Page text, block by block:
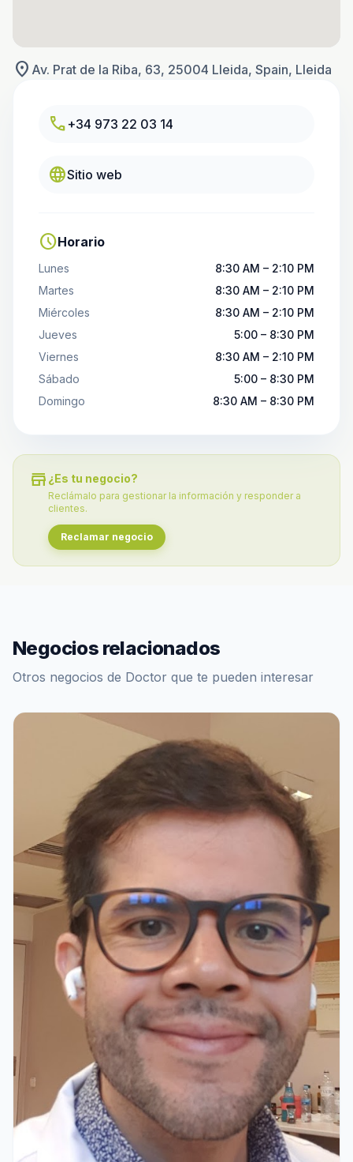
location_on Av. Prat de la Riba, 63, 25004 Lleida, Spain, Lleida
call +34 973 22 03 14
languageSitio web
scheduleHorario
Lunes
8:30 AM – 2:10 PM
Martes
8:30 AM – 2:10 PM
Miércoles
8:30 AM – 2:10 PM
Jueves
5:00 – 8:30 PM
Viernes
8:30 AM – 2:10 PM
Sábado
5:00 – 8:30 PM
Domingo
8:30 AM – 8:30 PM
store ¿Es tu negocio?
Reclámalo para gestionar la información y responder a
clientes.
Reclamar negocio
Negocios relacionados
Otros negocios de Doctor que te pueden interesar